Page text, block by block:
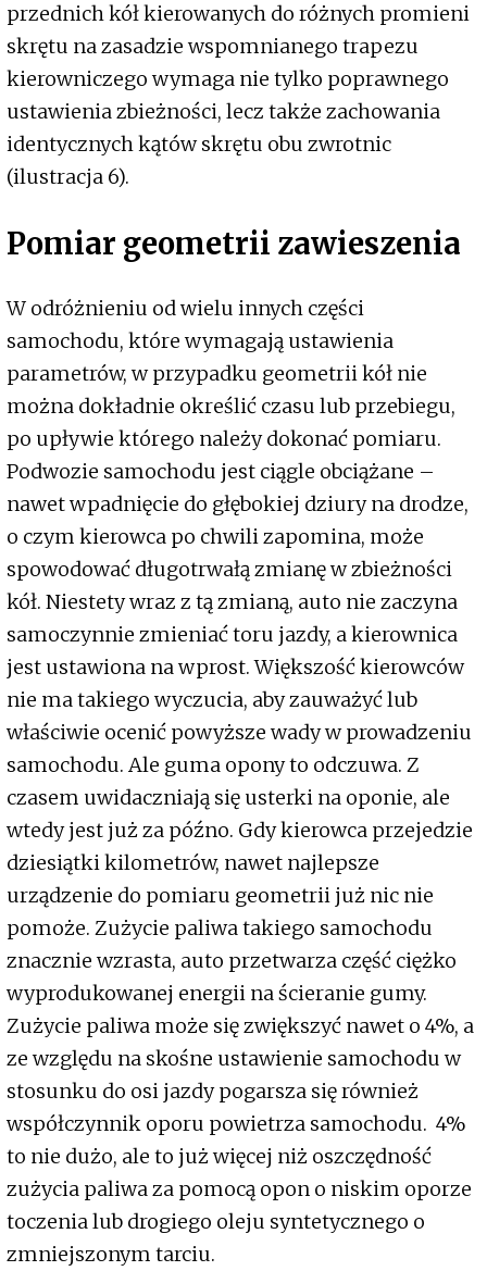
przednich kół kierowanych do różnych promieni
skrętu na zasadzie wspomnianego trapezu
kierowniczego wymaga nie tylko poprawnego
ustawienia zbieżności, lecz także zachowania
identycznych kątów skrętu obu zwrotnic
(ilustracja 6).
Pomiar geometrii zawieszenia
W odróżnieniu od wielu innych części
samochodu, które wymagają ustawienia
parametrów, w przypadku geometrii kół nie
można dokładnie określić czasu lub przebiegu,
po upływie którego należy dokonać pomiaru.
Podwozie samochodu jest ciągle obciążane –
nawet wpadnięcie do głębokiej dziury na drodze,
o czym kierowca po chwili zapomina, może
spowodować długotrwałą zmianę w zbieżności
kół. Niestety wraz z tą zmianą, auto nie zaczyna
samoczynnie zmieniać toru jazdy, a kierownica
jest ustawiona na wprost. Większość kierowców
nie ma takiego wyczucia, aby zauważyć lub
właściwie ocenić powyższe wady w prowadzeniu
samochodu. Ale guma opony to odczuwa. Z
czasem uwidaczniają się usterki na oponie, ale
wtedy jest już za późno. Gdy kierowca przejedzie
dziesiątki kilometrów, nawet najlepsze
urządzenie do pomiaru geometrii już nic nie
pomoże. Zużycie paliwa takiego samochodu
znacznie wzrasta, auto przetwarza część ciężko
wyprodukowanej energii na ścieranie gumy.
Zużycie paliwa może się zwiększyć nawet o 4%, a
ze względu na skośne ustawienie samochodu w
stosunku do osi jazdy pogarsza się również
współczynnik oporu powietrza samochodu. 4%
to nie dużo, ale to już więcej niż oszczędność
zużycia paliwa za pomocą opon o niskim oporze
toczenia lub drogiego oleju syntetycznego o
zmniejszonym tarciu.